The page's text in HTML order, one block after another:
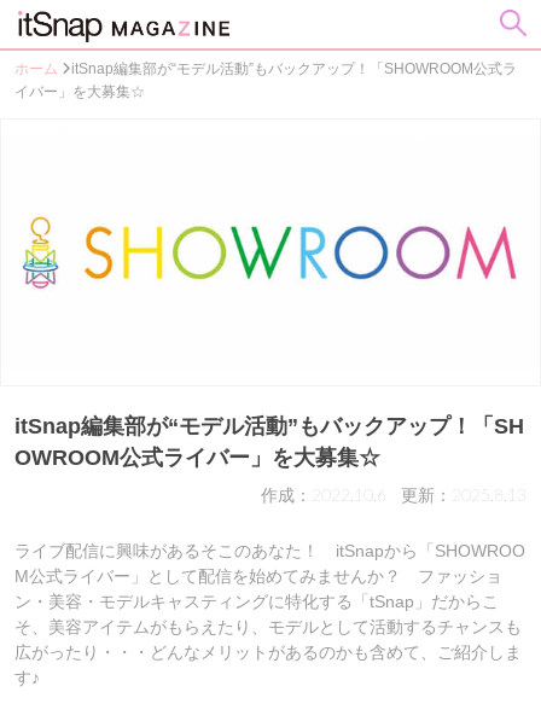
ホーム
itSnap編集部が“モデル活動”もバックアップ！「SHOWROOM公式ラ
イバー」を大募集☆
itSnap編集部が“モデル活動”もバックアップ！「SH
OWROOM公式ライバー」を大募集☆
作成：2022.10.6 更新：2025.8.13
ライブ配信に興味があるそこのあなた！ itSnapから「SHOWROO
M公式ライバー」として配信を始めてみませんか？ ファッショ
ン・美容・モデルキャスティングに特化する「tSnap」だからこ
そ、美容アイテムがもらえたり、モデルとして活動するチャンスも
広がったり・・・どんなメリットがあるのかも含めて、ご紹介しま
す♪